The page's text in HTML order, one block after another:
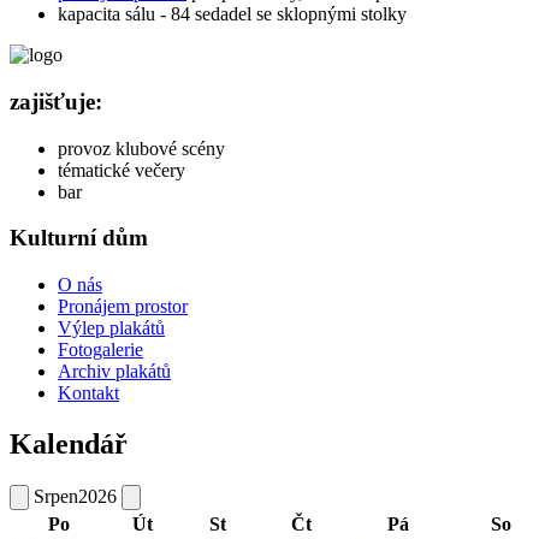
kapacita sálu - 84 sedadel se sklopnými stolky
zajišťuje:
provoz klubové scény
tématické večery
bar
Kulturní dům
O nás
Pronájem prostor
Výlep plakátů
Fotogalerie
Archiv plakátů
Kontakt
Kalendář
Srpen2026
Po
Út St Čt Pá
So